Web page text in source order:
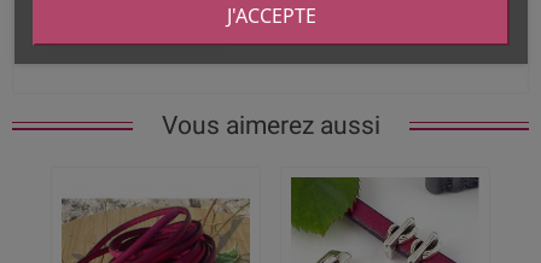
5 x 2mm
Vous aimerez aussi
J'ACCEPTE